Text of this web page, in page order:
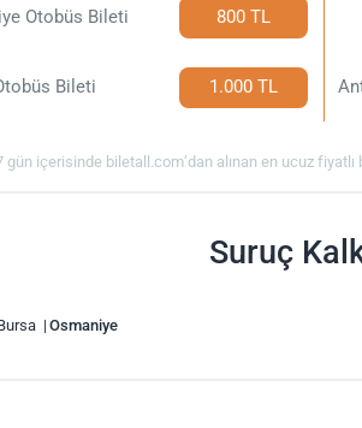
Otobüs Bileti 800 TL
Bileti 1.000 TL
gün içerisinde biletall.com’dan alınan en ucuz
Suruç
Osmaniye